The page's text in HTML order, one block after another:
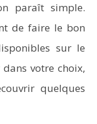
paraît simple.
de faire le bon
sur le
votre choix,
quelques